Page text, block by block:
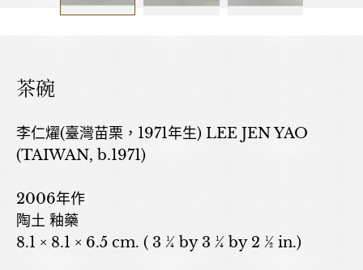
茶碗
李仁燿(臺灣苗栗，1971年生) LEE JEN YAO
(TAIWAN, b.1971)
2006年作
陶土 釉藥
8.1 × 8.1 × 6.5 cm. ( 3 ¼ by 3 ¼ by 2 ½ in.)